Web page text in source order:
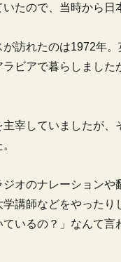
たので、当時から日
訪れたのは1972年
ビアで暮らしまし
宰していましたが
オのナレーション
講師などをやったり
ているの？」なんて言